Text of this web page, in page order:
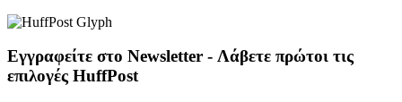
Εγγραφείτε στο Newsletter - Λάβετε πρώτοι τις
επιλογές HuffPost